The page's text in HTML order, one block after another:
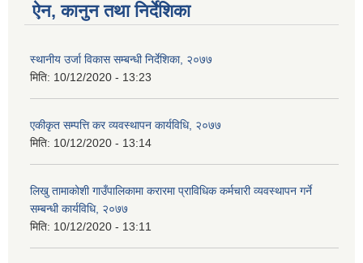
ऐन, कानुन तथा निर्देशिका
स्थानीय उर्जा विकास सम्बन्धी निर्देशिका, २०७७
मिति: 10/12/2020 - 13:23
एकीकृत सम्पत्ति कर व्यवस्थापन कार्यविधि, २०७७
मिति: 10/12/2020 - 13:14
लिखु तामाकोशी गाउँपालिकामा करारमा प्राविधिक कर्मचारी व्यवस्थापन गर्ने
सम्बन्धी कार्यविधि, २०७७
मिति: 10/12/2020 - 13:11